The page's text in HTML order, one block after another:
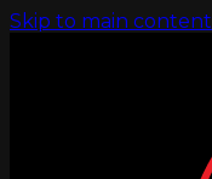
Skip to main content